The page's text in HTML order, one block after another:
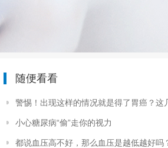
随便看看
警惕！出现这样的情况就是得了胃癌？这几大情况，一定要重
小心糖尿病“偷”走你的视力
都说血压高不好，那么血压是越低越好吗